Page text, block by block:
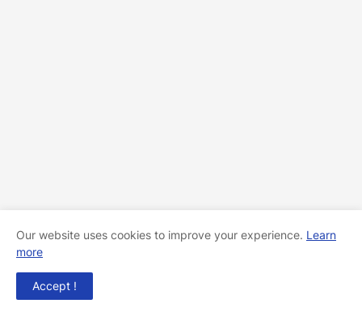
Our website uses cookies to improve your experience. Learn
more
Accept !